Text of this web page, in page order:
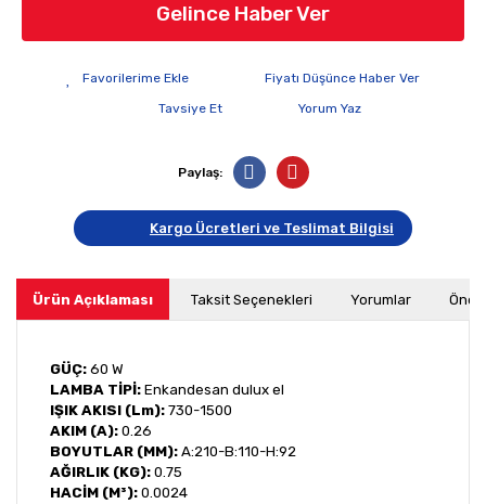
Gelince Haber Ver
Fiyatı Düşünce Haber Ver
Tavsiye Et
Yorum Yaz
Paylaş:
Kargo Ücretleri ve Teslimat Bilgisi
Ürün Açıklaması Taksit Seçenekleri Yorumlar
GÜÇ: 60 W
LAMBA TİPİ: Enkandesan dulux el
IŞIK AKISI (Lm): 730-1500
AKIM (A): 0.26
BOYUTLAR (MM): A:210-B:110-H:92
AĞIRLIK (KG): 0.75
HACİM (M³): 0.0024